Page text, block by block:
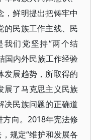
，鲜明提出把铸牢中
的民族工作主线、民
们党坚持“两个结
国内外民族工作经验
发展趋势，所取得的
展了马克思主义民族
决民族问题的正确道
向。2018年宪法修
规定“维护和发展各